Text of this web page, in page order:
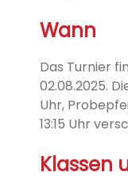
Wann
Das Turnier
02.08.2025.
Uhr,
13:15 Uhr
Klassen